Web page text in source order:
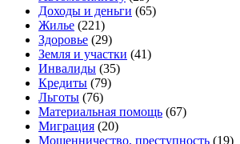
Доходы и деньги (65)
Жилье (221)
Здоровье (29)
Земля и участки (41)
Инвалиды (35)
Кредиты (79)
Льготы (76)
Материальная помощь (67)
Миграция (20)
Мошенничество, преступность (19)